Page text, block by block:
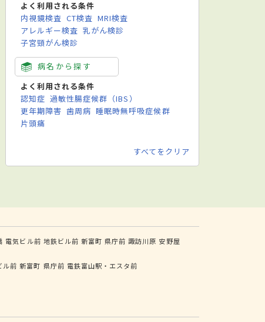
よく利用される条件
内視鏡検査 CT検査 MRI検査
アレルギー検査 乳がん検診
子宮頸がん検診
病名から探す
よく利用される条件
認知症 過敏性腸症候群（IBS）
更年期障害 歯周病 睡眠時無呼吸症候群
片頭痛
すべてをクリア
電気ビル前 地鉄ビル前 新富町 県庁前 諏訪川原 安野屋
ル前 新富町 県庁前 電鉄富山駅・エスタ前